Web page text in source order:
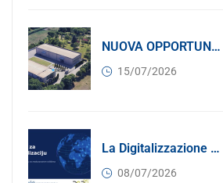
NUOVA OPPORTUNITÀ DI BUSINESS PER I SOCI DI CONFINDUSTRIA SERBIA: Affitasi Un Moderno Capannone Industriale A Pančevo – 1.200 M² Nella Zona Industriale
15/07/2026
La Digitalizzazione Come Motore Dell’internazionalizzazione
08/07/2026